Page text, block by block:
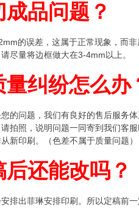
品问题？
的误差，这属于正常现象，而
尽量将边框做大在3-4mm以上。
量纠纷怎么办
的问题，我们有良好的售后服务
拍照，说明问题一同寄到我们客
新印刷。（色差不属于质量问题）
还能改吗？
排出菲琳安排印刷。所以定稿前